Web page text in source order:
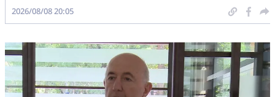
2026/08/08 20:05